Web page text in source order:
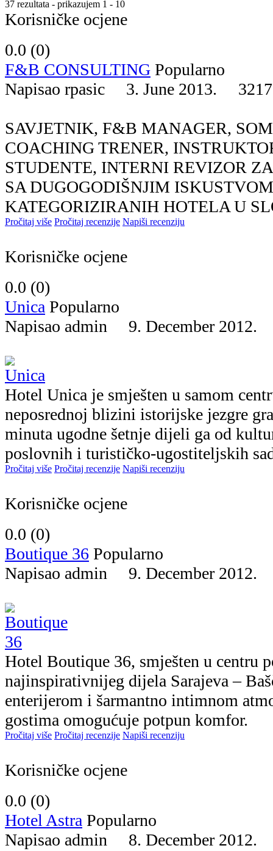
37 rezultata - prikazujem 1 - 10
Korisničke ocjene
0.0 (0)
F&B CONSULTING Popularno
Napisao rpasic 3. June 2013. 3217
SAVJETNIK, F&B MANAGER,
COACHING TRENER,
STUDENTE, INTERNI REVIZOR
SA DUGOGODIŠNJIM
KATEGORIZIRANIH HOTELA U
Pročitaj više Pročitaj recenzije Napiši recenziju
Korisničke ocjene
0.0 (0)
Unica Popularno
Napisao admin 9. December
Hotel Unica je smješten u samom
neposrednoj blizini istorijske jezgre
minuta ugodne šetnje dijeli ga od
poslovnih i turističko-ugostiteljskih
Pročitaj više Pročitaj recenzije Napiši recenziju
Korisničke ocjene
0.0 (0)
Boutique 36 Popularno
Napisao admin 9. December
Hotel Boutique 36, smješten u centru
najinspirativnijeg dijela Sarajeva –
enterijerom i šarmantno intimnom
gostima omogućuje potpun komfor.
Pročitaj više Pročitaj recenzije Napiši recenziju
Korisničke ocjene
0.0 (0)
Hotel Astra Popularno
Napisao admin 8. December